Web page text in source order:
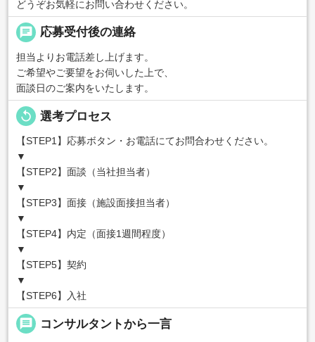
どうぞお気軽にお問い合わせください。
chat 応募受付後の連絡
担当よりお電話差し上げます。
ご希望やご要望をお伺いした上で、
面談日のご案内をいたします。
replay 選考プロセス
【STEP1】応募ボタン・お電話にてお問合わせください。
▼
【STEP2】面談（当社担当者）
▼
【STEP3】面接（施設面接担当者）
▼
【STEP4】内定（面接1週間程度）
▼
【STEP5】契約
▼
【STEP6】入社
message コンサルタントから一言